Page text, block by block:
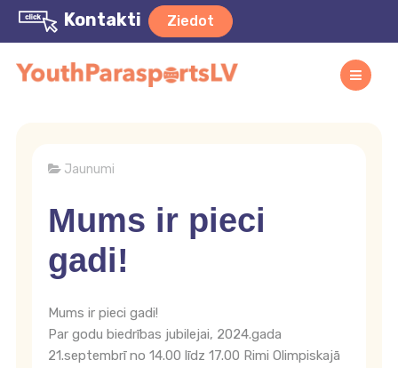
Kontakti Ziedot
Jaunumi
Mums ir pieci
gadi!
Mums ir pieci gadi!
Par godu biedrības jubilejai, 2024.gada
21.septembrī no 14.00 līdz 17.00 Rimi Olimpiskajā